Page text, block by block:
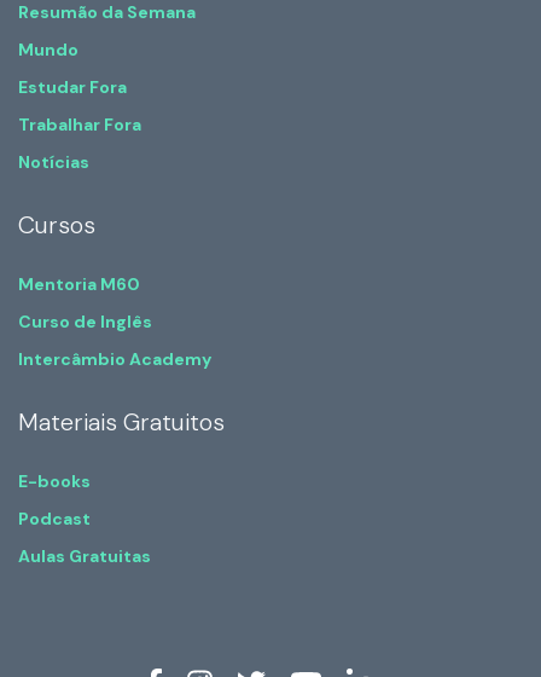
Resumão da Semana
Mundo
Estudar Fora
Trabalhar Fora
Notícias
Cursos
Mentoria M60
Curso de Inglês
Intercâmbio Academy
Materiais Gratuitos
E-books
Podcast
Aulas Gratuitas